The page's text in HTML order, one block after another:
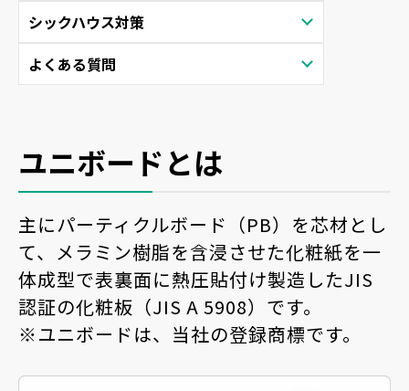
シックハウス対策
よくある質問
ユニボードとは
主にパーティクルボード（PB）を芯材とし
て、メラミン樹脂を含浸させた化粧紙を一
体成型で表裏面に熱圧貼付け製造したJIS
認証の化粧板（JIS A 5908）です。
※ユニボードは、当社の登録商標です。